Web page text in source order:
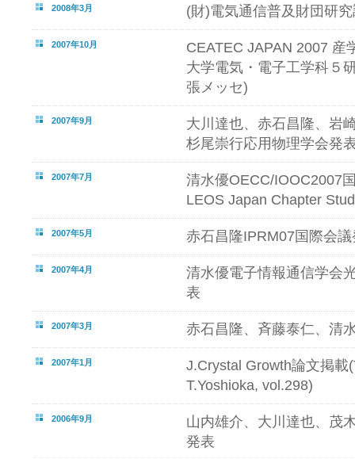
2008年3月 (財)電気通信普及財団研
2007年10月
CEATEC JAPAN 2007 産
大学電気・電子工学科５
張メッセ)
2007年9月
大川達也、赤石昌隆、岩
杉尾崇行応用物理学会発
2007年7月
清水優OECC/IOOC2007
LEOS Japan Chapter
2007年5月 赤石昌隆IPRM07国際会
2007年4月
清水優電子情報通信学会
表
2007年3月 赤石昌隆、斉藤泰仁、清
2007年1月
J.Crystal Growth論文掲載
T.Yoshioka, vol.298)
2006年9月
山内雄介、大川達也、茂
発表